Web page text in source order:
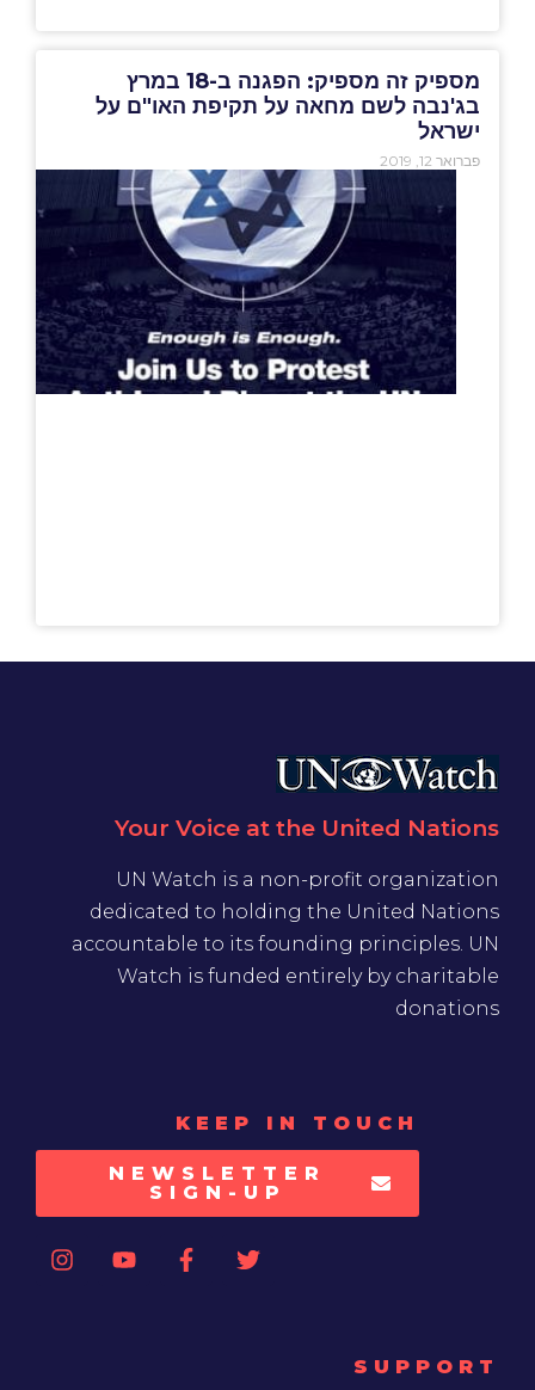
מספיק זה מספיק: הפגנה ב-18 במרץ
בג'נבה לשם מחאה על תקיפת האו"ם על
ישראל
פברואר 12, 2019
Your Voice at the United Nations
UN Watch is a non-profit organization
dedicated to holding the United Nations
accountable to its founding principles. UN
Watch is funded entirely by charitable
donations
KEEP IN TOUCH
NEWSLETTER
SIGN-UP
SUPPORT